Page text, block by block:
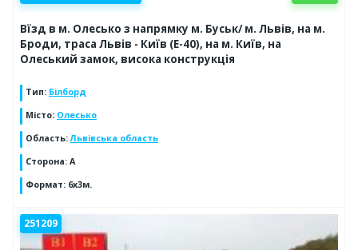
Вїзд в м. Олесько з напрямку м. Буськ/ м. Львів, на м.
Броди, траса Львів - Київ (Е-40), на м. Київ, на
Олеський замок, висока конструкція
Тип: Білборд
Місто: Олесько
Область:Львівська область
Сторона: А
Формат: 6x3м.
251209